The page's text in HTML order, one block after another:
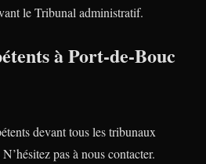
le Tribunal administratif.
à Port-de-Bouc
devant tous les tribunaux
pas à nous contacter.